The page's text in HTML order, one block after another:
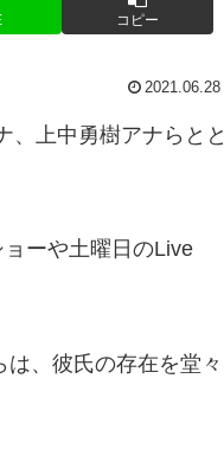
コピー
2021.06.28
、上中勇樹アナらとと
ーや土曜日のLive
、彼氏の存在を堂々